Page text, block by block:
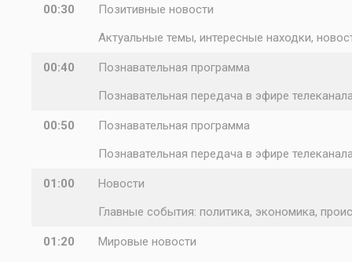
00:30
Позитивные новости
Актуальные темы, интересные находки,
00:40
Познавательная программа
Познавательная передача в эфире
00:50
Познавательная программа
Познавательная передача в эфире
01:00
Новости
Главные события: политика, экономика,
01:20
Мировые новости